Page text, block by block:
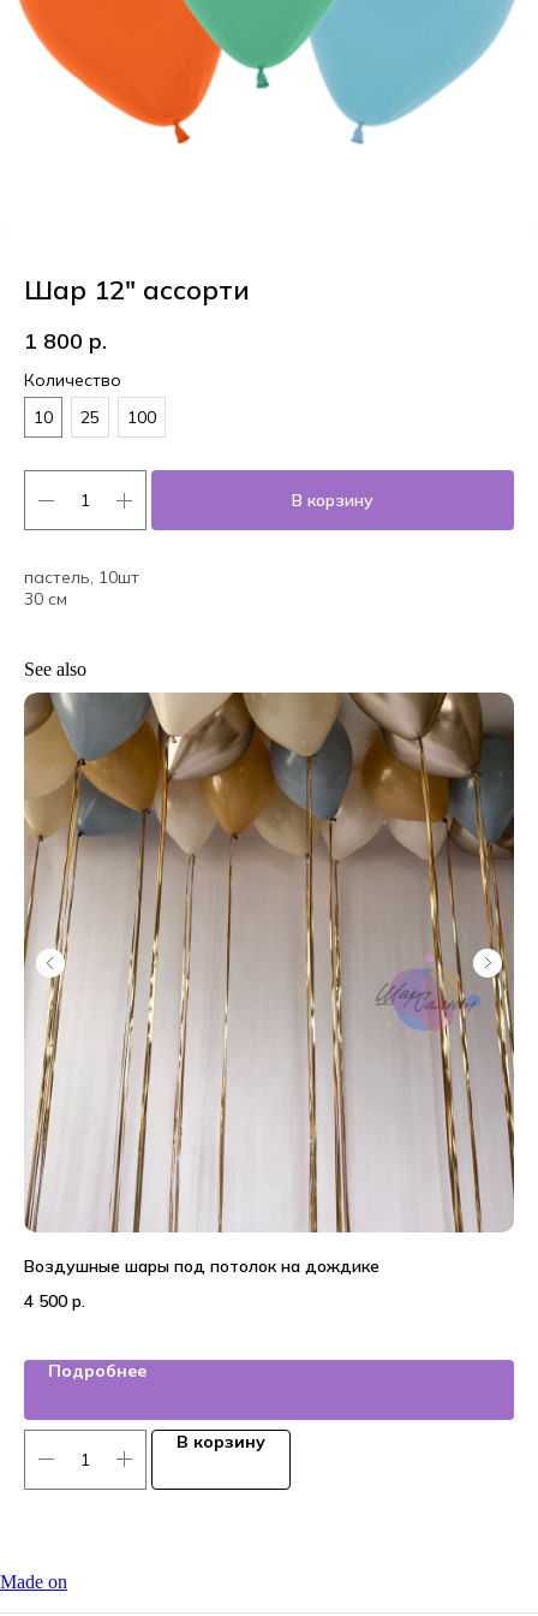
Шар 12" ассорти
1 800 р.
Количество
10
25 100
В корзину
пастель, 10шт
30 см
See also
Воздушные шары под потолок на дождике
4 500 р.
Подробнее
В корзину
Made on